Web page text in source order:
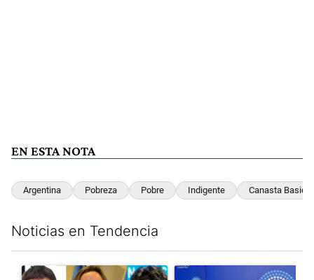
EN ESTA NOTA
Argentina Pobreza Pobre Indigente Canasta Basica
Noticias en Tendencia
Un artículo de tendencia con el título "Grabois, Moreau y
Un artículo de tendencia con